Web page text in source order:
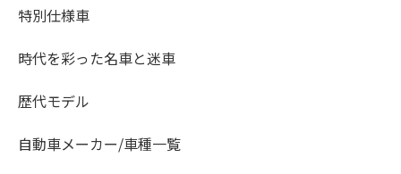
特別仕様車
時代を彩った名車と迷車
歴代モデル
自動車メーカー/車種一覧